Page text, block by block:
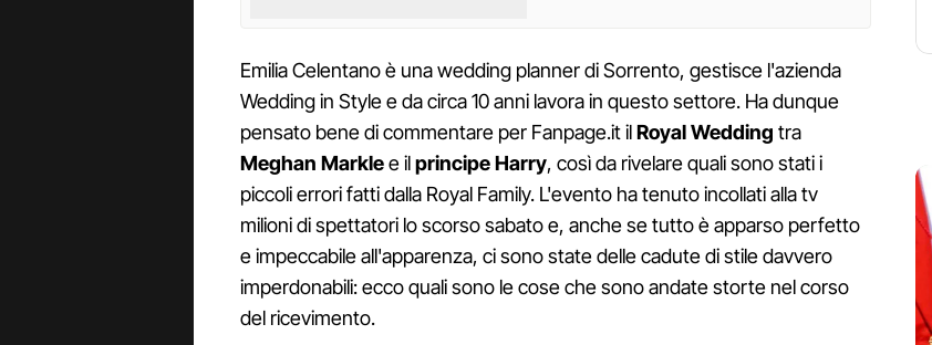
Emilia Celentano è una wedding planner di Sorrento, gestisce l'azienda
Wedding in Style e da circa 10 anni lavora in questo settore. Ha dunque
pensato bene di commentare per Fanpage.it ilRoyal Wedding tra
Meghan Marklee ilprincipe Harry, così da rivelare quali sono stati i
piccoli errori fatti dalla Royal Family. L'evento ha tenuto incollati alla tv
milioni di spettatori lo scorso sabato e, anche se tutto è apparso perfetto
e impeccabile all'apparenza, ci sono state delle cadute di stile davvero
imperdonabili: ecco quali sono le cose che sono andate storte nel corso
del ricevimento.